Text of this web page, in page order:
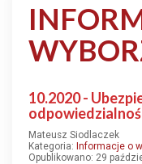
10.2020 -
Mateusz Siodlaczek
Kategoria: Informacje o
Opublikowano: 29